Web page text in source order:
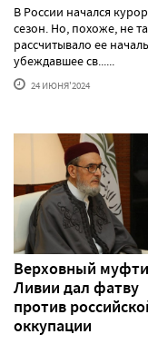
В России начался
сезон. Но, похоже, не
рассчитывало ее
убеждавшее св......
24 ИЮНЯ'2024
Верховный
Ливии дал фатву
против
оккупации